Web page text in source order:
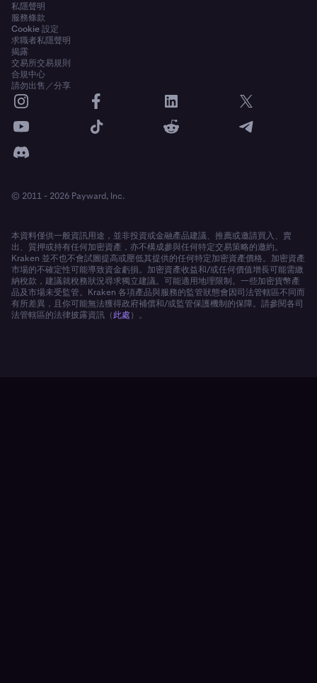
私隱聲明
服務條款
Cookie 設定
求職者私隱聲明
揭露
交易所交易規則
合規中心
請勿出售／分享
© 2011 - 2026 Payward, Inc.
本資料僅供一般資訊用途，並非投資或金融產品建議、推薦或邀請買入、賣
出、質押或持有任何加密資產，亦不構成參與任何特定交易策略的邀約。
Kraken 並不也不會試圖提高或壓低其提供的任何特定加密資產價格。加密資產
市場的不確定性可能導致資金虧損。加密資產收益和/或任何價值增長可能需繳
納稅款，建議就稅務狀況尋求獨立建議。可能適用地理限制。一些加密貨幣產
品及市場未受監管。Kraken 各項產品與服務的監管狀態會因司法管轄區不同而
有所差異，且你可能無法獲得政府補償和/或監管保護機制的保障。請參閱各司
法管轄區的法律披露資訊（此處）。